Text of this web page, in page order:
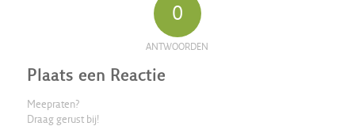
0
ANTWOORDEN
Plaats een Reactie
Meepraten?
Draag gerust bij!